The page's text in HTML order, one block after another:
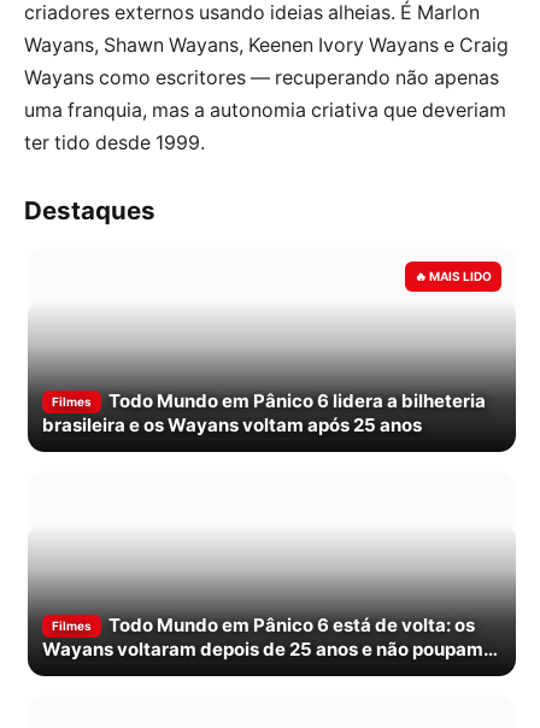
criadores externos usando ideias alheias. É Marlon
Wayans, Shawn Wayans, Keenen Ivory Wayans e Craig
Wayans como escritores — recuperando não apenas
uma franquia, mas a autonomia criativa que deveriam
ter tido desde 1999.
Destaques
Filmes
Todo Mundo em Pânico 6 lidera a bilheteria
brasileira e os Wayans voltam após 25 anos
Filmes
Todo Mundo em Pânico 6 está de volta: os
Wayans voltaram depois de 25 anos e não poupam
ninguém